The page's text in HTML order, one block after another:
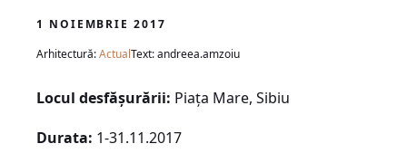
1 NOIEMBRIE 2017
Arhitectură:ActualText: andreea.amzoiu
Locul desfășurării: Piața Mare, Sibiu
Durata: 1-31.11.2017